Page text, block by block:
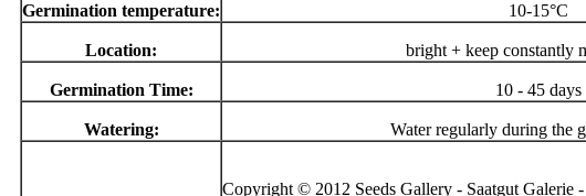
Germination temperature: 10-15°C
Location: bright + keep constantly
Germination Time: 10 - 45 days
Watering: Water regularly during the
Copyright © 2012 Seeds Gallery - Saatgut Galerie